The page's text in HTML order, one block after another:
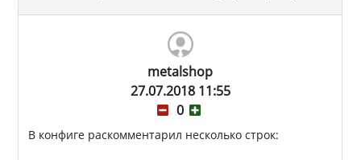
metalshop
27.07.2018 11:55
0
В конфиге раскомментарил несколько строк: